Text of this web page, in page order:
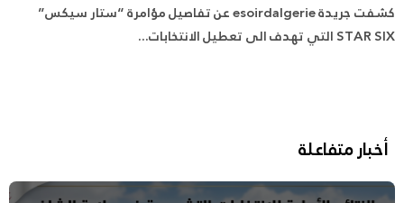
كشفت جريدة esoirdalgerie عن تفاصيل مؤامرة “ستار سيكس”
STAR SIX التي تهدف الى تعطيل الانتخابات...
أخبار متفاعلة